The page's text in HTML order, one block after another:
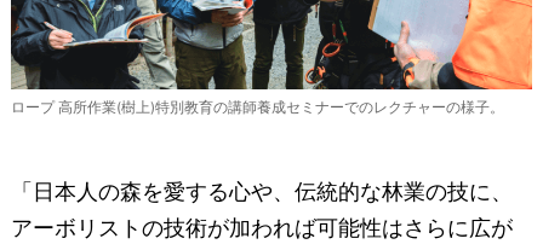
ロープ 高所作業(樹上)特別教育の講師養成セミナーでのレクチャーの様子。
「日本人の森を愛する心や、伝統的な林業の技に、
アーボリストの技術が加われば可能性はさらに広が